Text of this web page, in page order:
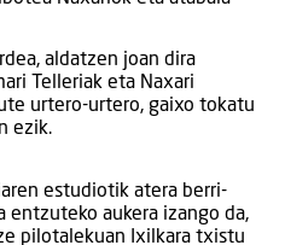
aldatzen joan dira
Telleriak eta Naxari
urtero-urtero, gaixo tokatu
ezik.
estudiotik atera berri-
entzuteko aukera izango da,
pilotalekuan Ixilkara txistu